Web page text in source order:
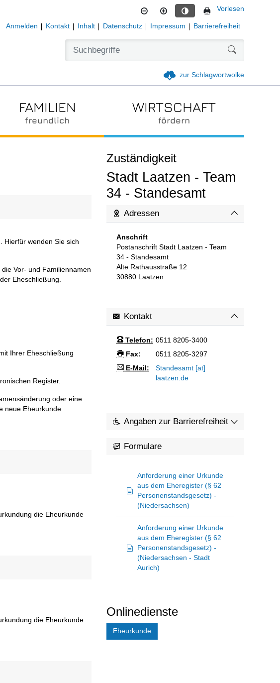
Kontrastmodus aktivieren
Vorlesen
Anmelden Kontakt Inhalt Datenschutz Impressum Barrierefreiheit
zur Schlagwortwolke
FAMILIEN
freundlich
WIRTSCHAFT
fördern
Hierfür wenden Sie sich
Vor- und Familiennamen
Eheschließung.
Ihrer Eheschließung
Register.
oder eine
neue Eheurkunde
die Eheurkunde
die Eheurkunde
Zuständigkeit
Stadt Laatzen - Team
34 - Standesamt
Adressen
Anschrift
Postanschrift Stadt Laatzen - Team
34 - Standesamt
Alte Rathausstraße 12
30880 Laatzen
Kontakt
Telefon: 0511 8205-3400
Fax:
0511 8205-3297
E-Mail:
Standesamt [at]
laatzen.de
Angaben zur Barrierefreiheit
Formulare
Anforderung einer Urkunde
aus dem Eheregister (§ 62
Personenstandsgesetz) -
(Niedersachsen)
Anforderung einer Urkunde
aus dem Eheregister (§ 62
Personenstandsgesetz) -
(Niedersachsen - Stadt
Aurich)
Onlinedienste
Eheurkunde